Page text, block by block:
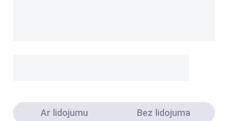
Ar lidojumu Bez lidojuma